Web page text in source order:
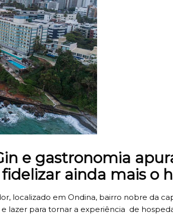
e gastronomia
ainda mais o
localizado em Ondina, bairro nobre da
lazer para tornar a experiência de